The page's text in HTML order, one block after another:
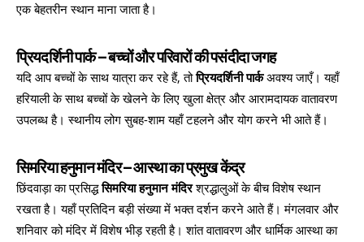
एक बेहतरीन स्थान माना जाता है।
प्रियदर्शिनी पार्क – बच्चों और परिवारों की पसंदीदा जगह
यदि आप बच्चों के साथ यात्रा कर रहे हैं, तोप्रियदर्शिनी पार्कअवश्य जाएँ। यहाँ
हरियाली के साथ बच्चों के खेलने के लिए खुला क्षेत्र और आरामदायक वातावरण
उपलब्ध है। स्थानीय लोग सुबह-शाम यहाँ टहलने और योग करने भी आते हैं।
सिमरिया हनुमान मंदिर – आस्था का प्रमुख केंद्र
छिंदवाड़ा का प्रसिद्धसिमरिया हनुमान मंदिरश्रद्धालुओं के बीच विशेष स्थान
रखता है। यहाँ प्रतिदिन बड़ी संख्या में भक्त दर्शन करने आते हैं। मंगलवार और
शनिवार को मंदिर में विशेष भीड़ रहती है। शांत वातावरण और धार्मिक आस्था का